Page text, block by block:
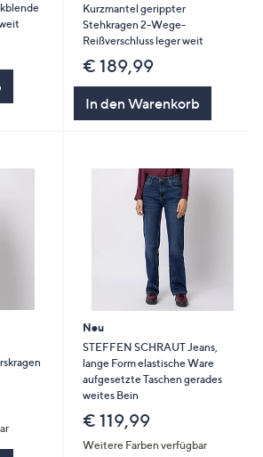
Kurzmantel gerippter
Stehkragen 2-Wege-
Reißverschluss leger weit
€ 189,99
In den Warenkorb
Neu
STEFFEN SCHRAUT Jeans,
lange Form elastische Ware
aufgesetzte Taschen gerades
weites Bein
€ 119,99
Weitere Farben verfügbar